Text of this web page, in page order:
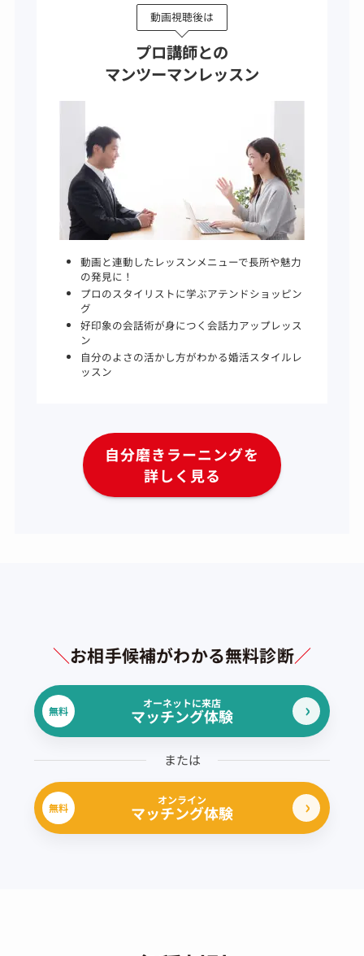
動画視聴後は
プロ講師との
マンツーマンレッスン
動画と連動したレッスンメニューで長所や魅力
の発見に！
プロのスタイリストに学ぶアテンドショッピン
グ
好印象の会話術が身につく会話力アップレッス
ン
自分のよさの活かし方がわかる婚活スタイルレ
ッスン
自分磨きラーニングを
詳しく見る
＼お相手候補がわかる無料診断／
無料
オーネットに来店
マッチング体験
または
無料
オンライン
マッチング体験